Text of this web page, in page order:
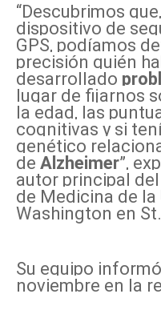
“Descubrimos
dispositivo de
GPS, podíamos
precisión quién
desarrollado
lugar de fijarnos
la edad, las
cognitivas y si
genético
de Alzheimer”,
autor principal
de Medicina de la
Washington en
Su equipo
noviembre en la